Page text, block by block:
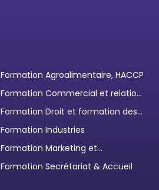
Formation Agroalimentaire, HACCP
Formation Commercial et relation
client
Formation Droit et formation des
Élus
Formation Industries
Formation Marketing et
Communication d'entreprise
Formation Secrétariat & Accueil